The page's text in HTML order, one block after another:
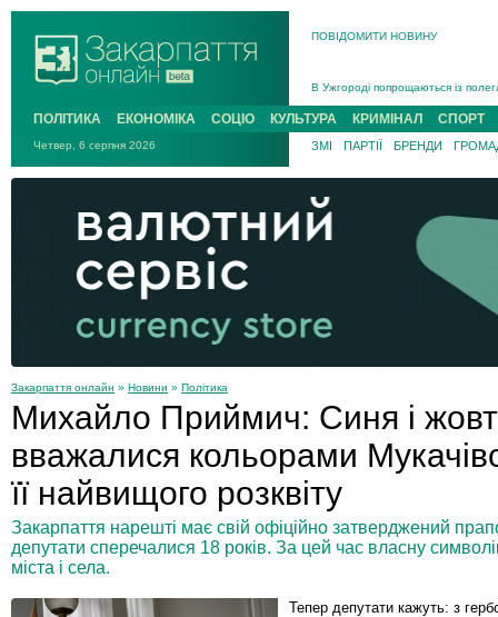
ПОВІДОМИТИ НОВИНУ
В Ужгороді попрощаються із
В Ужгороді 5 серпня
Підтвердили загибель
На війні з рф поліг військовий з
На Хустщині внаслідок ДТП за
Інструктора районного ТЦК на
ПОЛІТИКА ЕКОНОМІКА СОЦІО КУЛЬТУРА КРИМІНАЛ СПОРТ
Четвер, 6 серпня 2026 ЗМІ ПАРТІЇ БРЕНДИ
Закарпаття онлайн » Новини » Політика
Михайло Приймич: Синя і
вважалися кольорами
її найвищого розквіту
Закарпаття нарешті має свій офіційно затверджений
депутати сперечалися 18 років. За цей час власну
міста і села.
Тепер депутати кажуть: з